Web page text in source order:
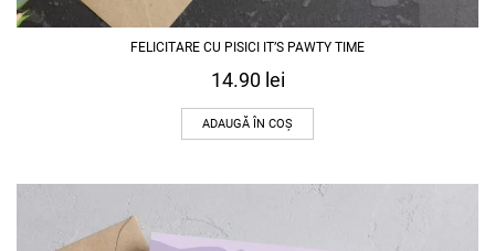
FELICITARE CU PISICI IT’S PAWTY TIME
14.90 lei
ADAUGĂ ÎN COȘ